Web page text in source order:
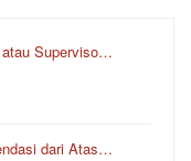
Superviso…
dari Atas…